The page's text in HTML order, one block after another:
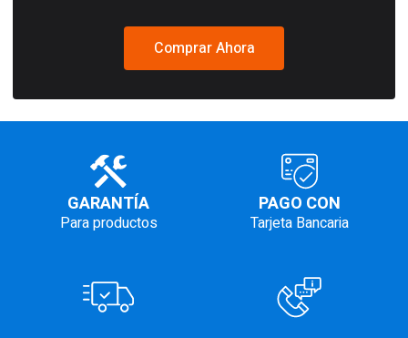
Comprar Ahora
GARANTÍA
Para productos
PAGO CON
Tarjeta Bancaria